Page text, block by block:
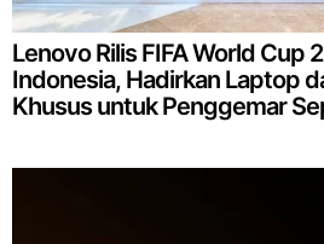
Lenovo Rilis FIFA World Cup
Indonesia, Hadirkan Laptop
Khusus untuk Penggemar